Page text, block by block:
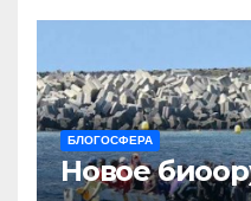
БЛОГОСФЕРА
Новое